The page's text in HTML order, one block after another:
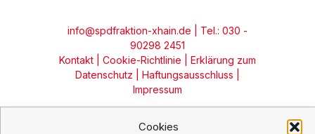
Cookies
info@spdfraktion-xhain.de | Tel.: 030 -
90298 2451
Kontakt
Cookie-Richtlinie
Erklärung zum
Datenschutz
Haftungsausschluss
Impressum